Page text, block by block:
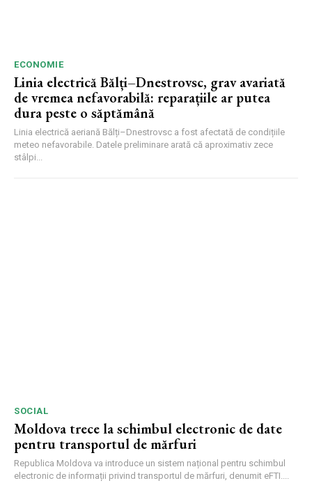
ECONOMIE
Linia electrică Bălți–Dnestrovsc, grav avariată
de vremea nefavorabilă: reparațiile ar putea
dura peste o săptămână
Linia electrică aeriană Bălți–Dnestrovsc a fost afectată de condițiile
meteo nefavorabile. Datele preliminare arată că aproximativ zece
stâlpi...
SOCIAL
Moldova trece la schimbul electronic de date
pentru transportul de mărfuri
Republica Moldova va introduce un sistem național pentru schimbul
electronic de informații privind transportul de mărfuri, denumit eFTI....